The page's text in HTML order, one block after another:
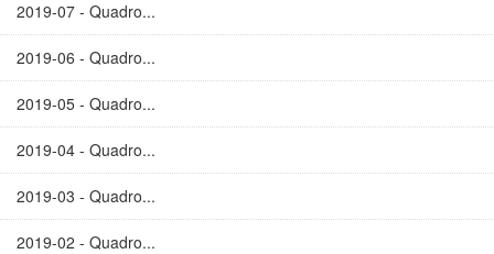
2019-07 - Quadro...
2019-06 - Quadro...
2019-05 - Quadro...
2019-04 - Quadro...
2019-03 - Quadro...
2019-02 - Quadro...